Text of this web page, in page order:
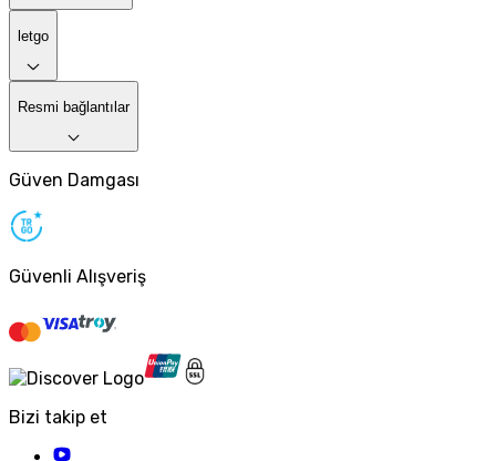
letgo
Resmi bağlantılar
Güven Damgası
Güvenli Alışveriş
Bizi takip et